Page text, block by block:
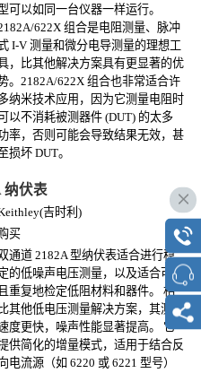
可以如同一台仪器一样运行。
622X 组合是电阻测量、脉冲
I-V 测量和微分电导测量的理想工
，比其他解决方案具有更显著的优
。2182A/622X 组合也非常适合许
纳米技术应用，因为它测量电阻时
可以不消耗被测器件 (DUT) 的太多
率，否则可能会导致结果无效，甚
损坏 DUT。
纳伏表
吉时利)
买
通道 2182A 型纳伏表适合进行稳
的低噪声电压测量，以及适合可靠
且重复地检定低阻材料和器件。 相
比其他低电压测量解决方案，其测量
度更快，噪声性能显著提高。 它
供简化的增量模式，适用于结合反
电流源（如 6220 或 6221 型号）